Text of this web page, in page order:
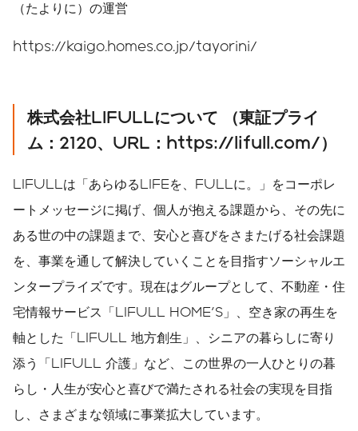
（たよりに）の運営
https://kaigo.homes.co.jp/tayorini/
株式会社LIFULLについて （東証プライ
ム：2120、URL：https://lifull.com/）
LIFULLは「あらゆるLIFEを、FULLに。」をコーポレ
ートメッセージに掲げ、個人が抱える課題から、その先に
ある世の中の課題まで、安心と喜びをさまたげる社会課題
を、事業を通して解決していくことを目指すソーシャルエ
ンタープライズです。現在はグループとして、不動産・住
宅情報サービス「LIFULL HOME'S」、空き家の再生を
軸とした「LIFULL 地方創生」、シニアの暮らしに寄り
添う「LIFULL 介護」など、この世界の一人ひとりの暮
らし・人生が安心と喜びで満たされる社会の実現を目指
し、さまざまな領域に事業拡大しています。